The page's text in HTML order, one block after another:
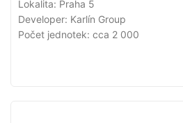
Lokalita: Praha 5
Developer: Karlín Group
Počet jednotek: cca 2 000